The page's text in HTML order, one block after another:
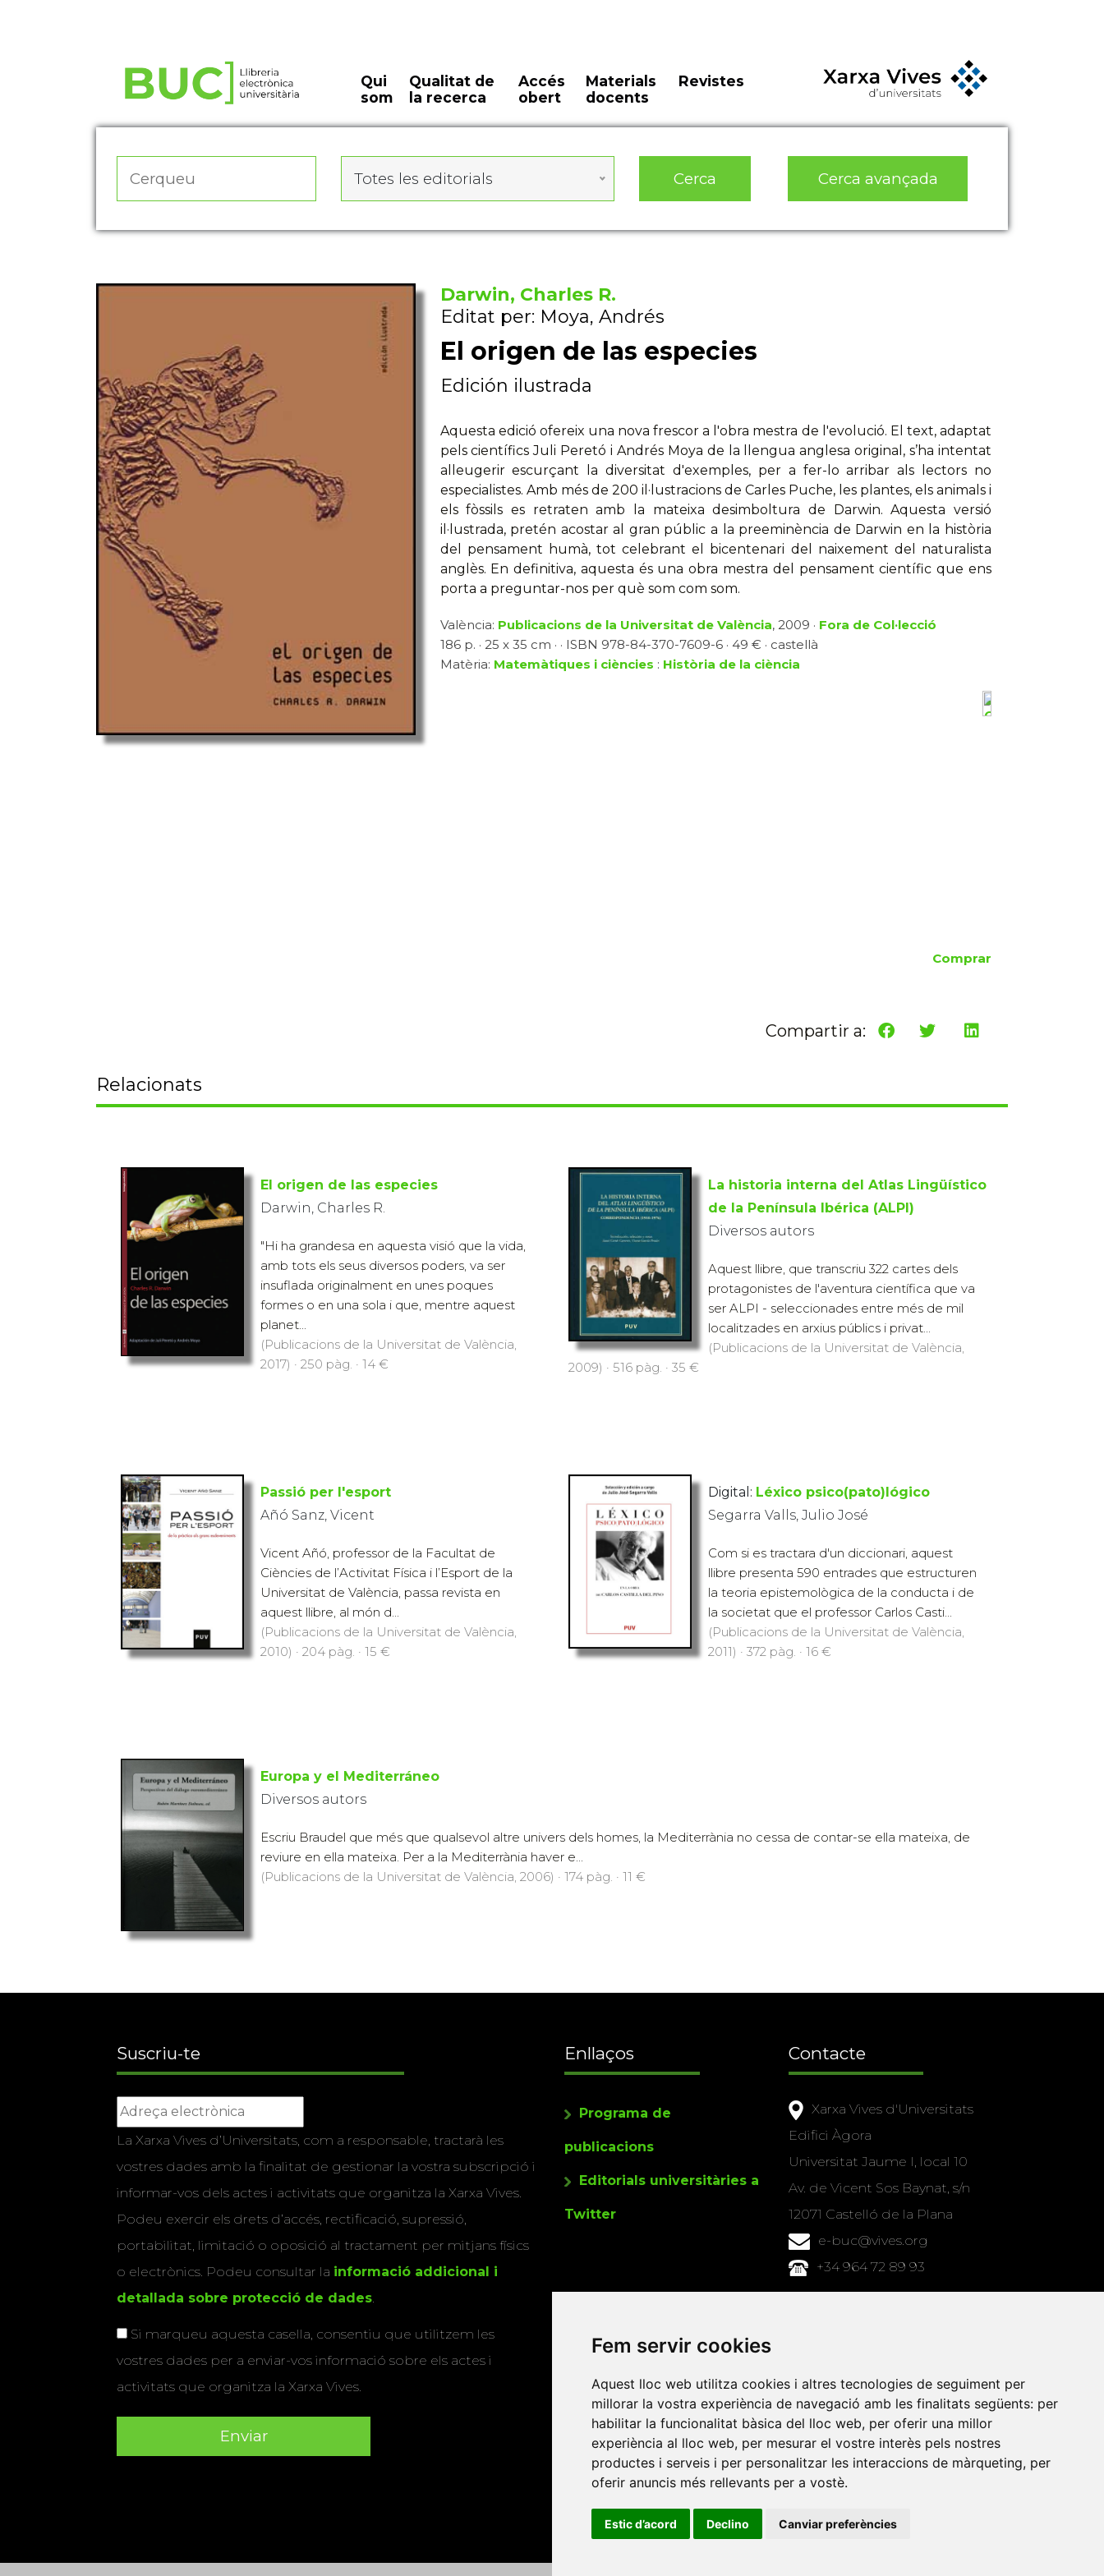
Fem servir cookies
Aquest lloc web utilitza cookies i altres tecnologies de seguiment per
millorar la vostra experiència de navegació amb les finalitats següents: per
habilitar la funcionalitat bàsica del lloc web, per oferir una millor
experiència al lloc web, per mesurar el vostre interès pels nostres
productes i serveis i per personalitzar les interaccions de màrqueting, per
oferir anuncis més rellevants per a vostè.
Estic d’acord Declino Canviar preferències
Qui
som
Qualitat de
la recerca
Accés
obert
Materials
docents
Revistes
Totes les editorials Cerca Cerca avançada
Darwin, Charles R.
Editat per: Moya, Andrés
El origen de las especies
Edición ilustrada
Aquesta edició ofereix una nova frescor a l'obra mestra de l'evolució. El text, adaptat
pels científics Juli Peretó i Andrés Moya de la llengua anglesa original, s’ha intentat
alleugerir escurçant la diversitat d'exemples, per a fer-lo arribar als lectors no
especialistes. Amb més de 200 il·lustracions de Carles Puche, les plantes, els animals i
els fòssils es retraten amb la mateixa desimboltura de Darwin. Aquesta versió
il·lustrada, pretén acostar al gran públic a la preeminència de Darwin en la història
del pensament humà, tot celebrant el bicentenari del naixement del naturalista
anglès. En definitiva, aquesta és una obra mestra del pensament científic que ens
porta a preguntar-nos per què som com som.
València: Publicacions de la Universitat de València, 2009 · Fora de Col·lecció
186 p. · 25 x 35 cm · · ISBN 978-84-370-7609-6 · 49 € · castellà
Matèria: Matemàtiques i ciències : Història de la ciència
Comprar
Compartir a:
Relacionats
El origen de las especies
Darwin, Charles R.
"Hi ha grandesa en aquesta visió que la vida,
amb tots els seus diversos poders, va ser
insuflada originalment en unes poques
formes o en una sola i que, mentre aquest
planet...
(Publicacions de la Universitat de València,
2017) · 250 pàg. · 14 €
La historia interna del Atlas Lingüístico
de la Península Ibérica (ALPI)
Diversos autors
Aquest llibre, que transcriu 322 cartes dels
protagonistes de l'aventura científica que va
ser ALPI - seleccionades entre més de mil
localitzades en arxius públics i privat...
(Publicacions de la Universitat de València,
2009) · 516 pàg. · 35 €
Passió per l'esport
Añó Sanz, Vicent
Vicent Añó, professor de la Facultat de
Ciències de l’Activitat Física i l’Esport de la
Universitat de València, passa revista en
aquest llibre, al món d...
(Publicacions de la Universitat de València,
2010) · 204 pàg. · 15 €
Digital: Léxico psico(pato)lógico
Segarra Valls, Julio José
Com si es tractara d'un diccionari, aquest
llibre presenta 590 entrades que estructuren
la teoria epistemològica de la conducta i de
la societat que el professor Carlos Casti...
(Publicacions de la Universitat de València,
2011) · 372 pàg. · 16 €
Europa y el Mediterráneo
Diversos autors
Escriu Braudel que més que qualsevol altre univers dels homes, la Mediterrània no cessa de contar-se ella mateixa, de
reviure en ella mateixa. Per a la Mediterrània haver e...
(Publicacions de la Universitat de València, 2006) · 174 pàg. · 11 €
Suscriu-te
La Xarxa Vives d’Universitats, com a responsable, tractarà les
vostres dades amb la finalitat de gestionar la vostra subscripció i
informar-vos dels actes i activitats que organitza la Xarxa Vives.
Podeu exercir els drets d’accés, rectificació, supressió,
portabilitat, limitació o oposició al tractament per mitjans físics
o electrònics. Podeu consultar la informació addicional i
detallada sobre protecció de dades.
Si marqueu aquesta casella, consentiu que utilitzem les
vostres dades per a enviar-vos informació sobre els actes i
activitats que organitza la Xarxa Vives.
Enllaços
Programa de
publicacions
Editorials universitàries a
Twitter
Contacte
Xarxa Vives d'Universitats
Edifici Àgora
Universitat Jaume I, local 10
Av. de Vicent Sos Baynat, s/n
12071 Castelló de la Plana
e-buc@vives.org
+34 964 72 89 93